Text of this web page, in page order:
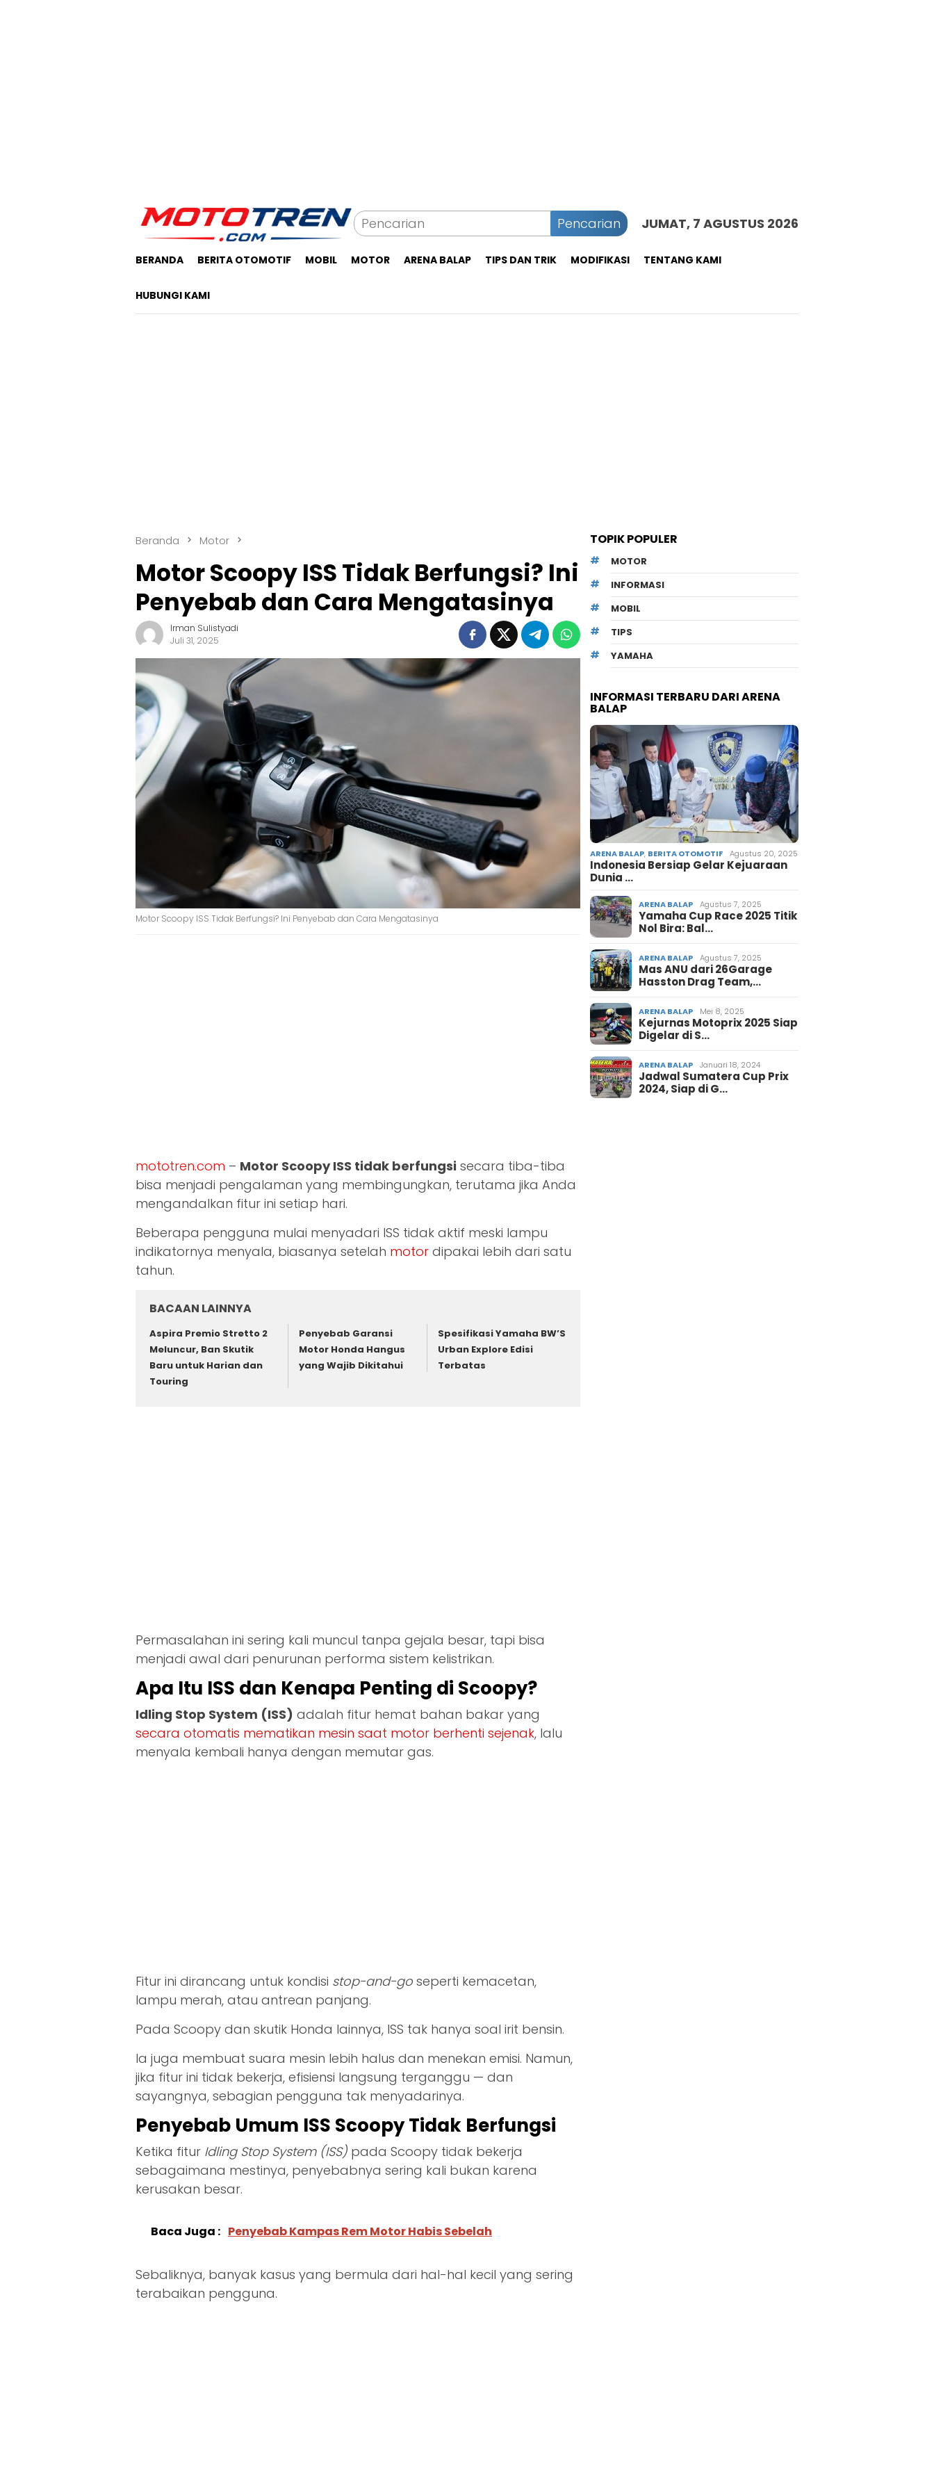
Pencarian JUMAT, 7 AGUSTUS 2026
BERANDA BERITA OTOMOTIF MOBIL MOTOR ARENA BALAP TIPS DAN TRIK MODIFIKASI TENTANG KAMI
HUBUNGI KAMI
Beranda Motor
Motor Scoopy ISS Tidak Berfungsi? Ini
Penyebab dan Cara Mengatasinya
Irman Sulistyadi
Juli 31, 2025
Motor Scoopy ISS Tidak Berfungsi? Ini Penyebab dan Cara Mengatasinya
mototren.com – Motor Scoopy ISS tidak berfungsi secara tiba-tiba
bisa menjadi pengalaman yang membingungkan, terutama jika Anda
mengandalkan fitur ini setiap hari.
Beberapa pengguna mulai menyadari ISS tidak aktif meski lampu
indikatornya menyala, biasanya setelah motor dipakai lebih dari satu
tahun.
BACAAN LAINNYA
Aspira Premio Stretto 2
Meluncur, Ban Skutik
Baru untuk Harian dan
Touring
Penyebab Garansi
Motor Honda Hangus
yang Wajib Dikitahui
Spesifikasi Yamaha BW’S
Urban Explore Edisi
Terbatas
Permasalahan ini sering kali muncul tanpa gejala besar, tapi bisa
menjadi awal dari penurunan performa sistem kelistrikan.
Apa Itu ISS dan Kenapa Penting di Scoopy?
Idling Stop System (ISS) adalah fitur hemat bahan bakar yang
secara otomatis mematikan mesin saat motor berhenti sejenak, lalu
menyala kembali hanya dengan memutar gas.
Fitur ini dirancang untuk kondisi stop-and-go seperti kemacetan,
lampu merah, atau antrean panjang.
Pada Scoopy dan skutik Honda lainnya, ISS tak hanya soal irit bensin.
Ia juga membuat suara mesin lebih halus dan menekan emisi. Namun,
jika fitur ini tidak bekerja, efisiensi langsung terganggu — dan
sayangnya, sebagian pengguna tak menyadarinya.
Penyebab Umum ISS Scoopy Tidak Berfungsi
Ketika fitur Idling Stop System (ISS) pada Scoopy tidak bekerja
sebagaimana mestinya, penyebabnya sering kali bukan karena
kerusakan besar.
Baca Juga : Penyebab Kampas Rem Motor Habis Sebelah
Sebaliknya, banyak kasus yang bermula dari hal-hal kecil yang sering
terabaikan pengguna.
TOPIK POPULER
MOTOR
INFORMASI
MOBIL
TIPS
YAMAHA
INFORMASI TERBARU DARI ARENA
BALAP
ARENA BALAP, BERITA OTOMOTIF Agustus 20, 2025
Indonesia Bersiap Gelar Kejuaraan
Dunia …
ARENA BALAP Agustus 7, 2025
Yamaha Cup Race 2025 Titik
Nol Bira: Bal…
ARENA BALAP Agustus 7, 2025
Mas ANU dari 26Garage
Hasston Drag Team,…
ARENA BALAP Mei 8, 2025
Kejurnas Motoprix 2025 Siap
Digelar di S…
ARENA BALAP Januari 18, 2024
Jadwal Sumatera Cup Prix
2024, Siap di G…